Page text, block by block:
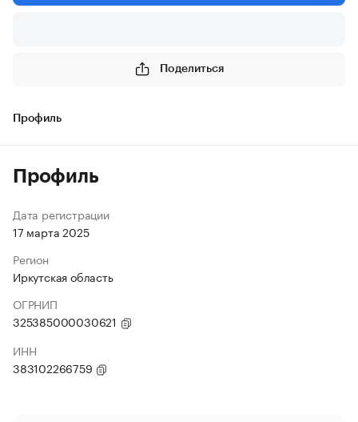
Поделиться
Профиль
Профиль
Дата регистрации
17 марта 2025
Регион
Иркутская область
ОГРНИП
325385000030621
ИНН
383102266759